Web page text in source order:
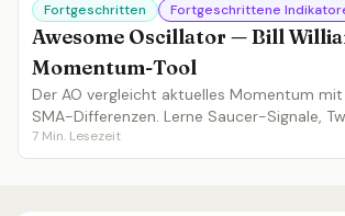
Fortgeschritten Fortgeschrittene
Awesome Oscillator — Bill
Momentum-Tool
Der AO vergleicht aktuelles Momentum
SMA-Differenzen. Lerne Saucer-Signale,
Nulllinien-Crossovers und AO im Bill-
7 Min. Lesezeit